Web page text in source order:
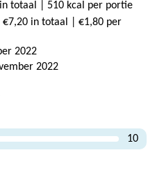
totaal | 510 kcal per portie
€7,20 in totaal | €1,80 per
2022
2022
10